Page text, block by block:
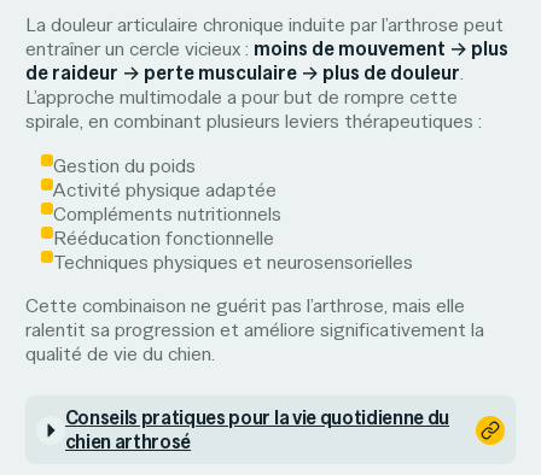
La douleur articulaire chronique induite par l’arthrose peut
entraîner un cercle vicieux : moins de mouvement → plus
de raideur → perte musculaire → plus de douleur.
L’approche multimodale a pour but de rompre cette
spirale, en combinant plusieurs leviers thérapeutiques :
Gestion du poids
Activité physique adaptée
Compléments nutritionnels
Rééducation fonctionnelle
Techniques physiques et neurosensorielles
Cette combinaison ne guérit pas l’arthrose, mais elle
ralentit sa progression et améliore significativement la
qualité de vie du chien.
Conseils pratiques pour la vie quotidienne du
chien arthrosé